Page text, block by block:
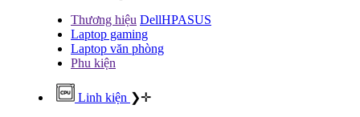
Thương hiệu DellHPASUS
Laptop gaming
Laptop văn phòng
Phu kiện
Linh kiện ❯✛